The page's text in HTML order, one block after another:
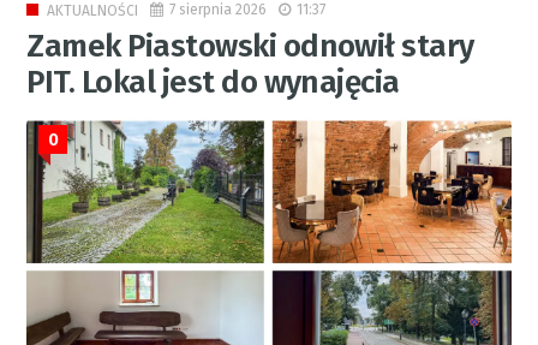
AKTUALNOŚCI 7 sierpnia 2026 11:37
Zamek Piastowski odnowił stary
PIT. Lokal jest do wynajęcia
0